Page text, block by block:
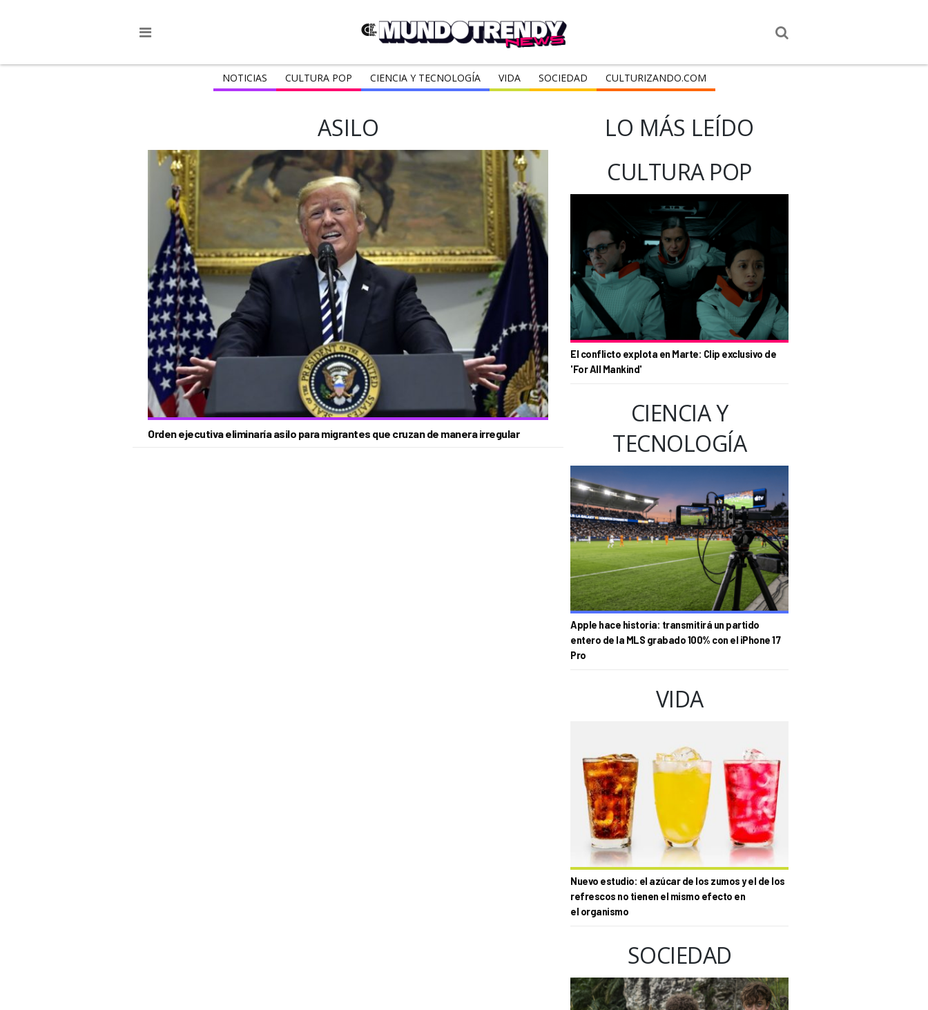
NOTICIAS CULTURA POP CIENCIA Y TECNOLOGÍA VIDA SOCIEDAD CULTURIZANDO.COM
ASILO
Orden ejecutiva eliminaría asilo para migrantes que cruzan de manera irregular
LO MÁS LEÍDO
CULTURA POP
El conflicto explota en Marte: Clip exclusivo de
'For All Mankind'
CIENCIA Y
TECNOLOGÍA
Apple hace historia: transmitirá un partido
entero de la MLS grabado 100% con el iPhone 17
Pro
VIDA
Nuevo estudio: el azúcar de los zumos y el de los
refrescos no tienen el mismo efecto en
el organismo
SOCIEDAD